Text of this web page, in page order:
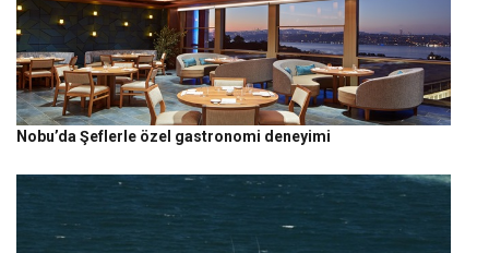
Nobu’da Şeflerle özel gastronomi deneyimi